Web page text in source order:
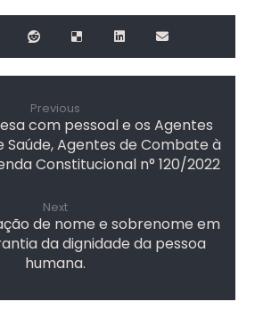
Previous
com pessoal e os Agentes
Saúde, Agentes de Combate à
Constitucional n° 120/2022
Next
de nome e sobrenome em
da dignidade da pessoa
humana.